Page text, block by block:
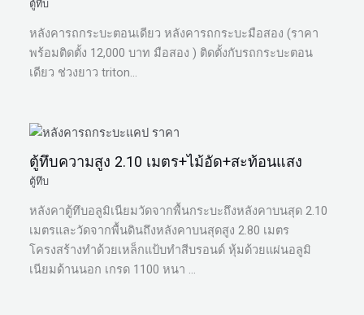
ตู้ทึบ
หลังคารถกระบะตอนเดียว หลังคารถกระบะมือสอง (ราคา
พร้อมติดตั้ง 12,000 บาท มือสอง ) ติดตั้งกับรถกระบะตอน
เดียว ช่วงยาว triton…
ตู้ทึบความสูง 2.10 เมตร+ไม้อัด+สะท้อนแสง
ตู้ทึบ
หลังคาตู้ทึบอลูมิเนียมวัดจากพื้นกระบะถึงหลังคาบนสุด 2.10
เมตรและวัดจากพื้นดินถึงหลังคาบนสุดสูง 2.80 เมตร
โครงสร้างทำด้วยเหล็กแป้บทำสีบรอนด์ หุ้มด้วยแผ่นอลูมิ
เนียมด้านนอก เกรด 1100 หนา …